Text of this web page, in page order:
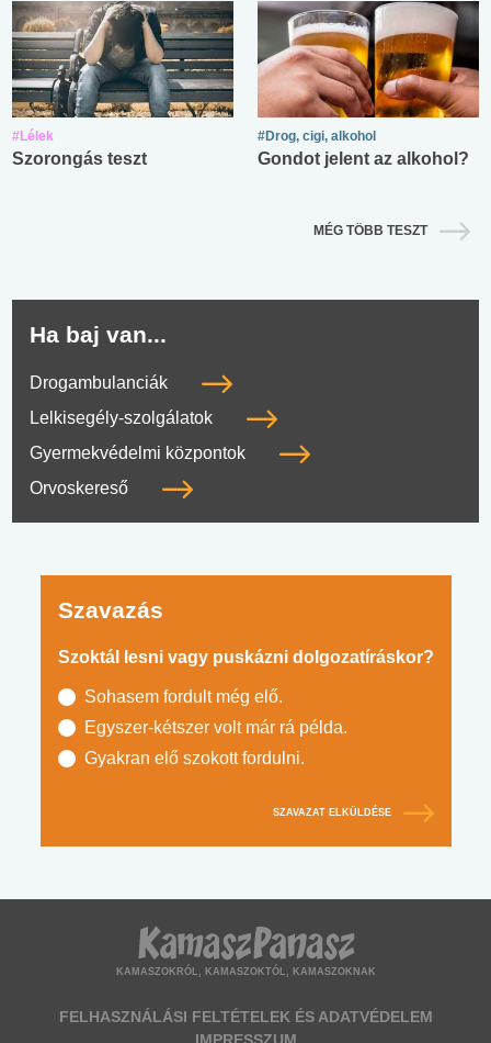
#Lélek
Szorongás teszt
#Drog, cigi, alkohol
Gondot jelent az alkohol?
MÉG TÖBB TESZT
Ha baj van...
Drogambulanciák
Lelkisegély-szolgálatok
Gyermekvédelmi központok
Orvoskereső
Szavazás
Szoktál lesni vagy puskázni dolgozatíráskor?
Sohasem fordult még elő.
Egyszer-kétszer volt már rá példa.
Gyakran elő szokott fordulni.
SZAVAZAT ELKÜLDÉSE
KAMASZOKRÓL, KAMASZOKTÓL, KAMASZOKNAK
FELHASZNÁLÁSI FELTÉTELEK ÉS ADATVÉDELEM